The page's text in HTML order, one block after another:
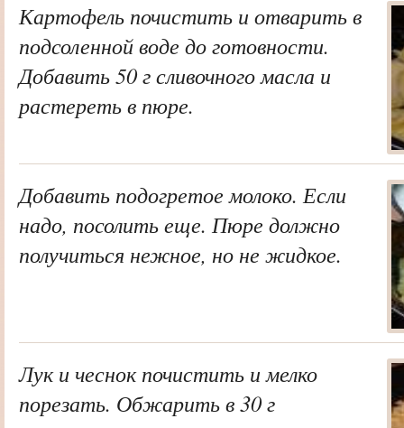
Картофель почистить и отварить в
подсоленной воде до готовности.
Добавить 50 г сливочного масла и
растереть в пюре.
Добавить подогретое молоко. Если
надо, посолить еще. Пюре должно
получиться нежное, но не жидкое.
Лук и чеснок почистить и мелко
порезать. Обжарить в 30 г